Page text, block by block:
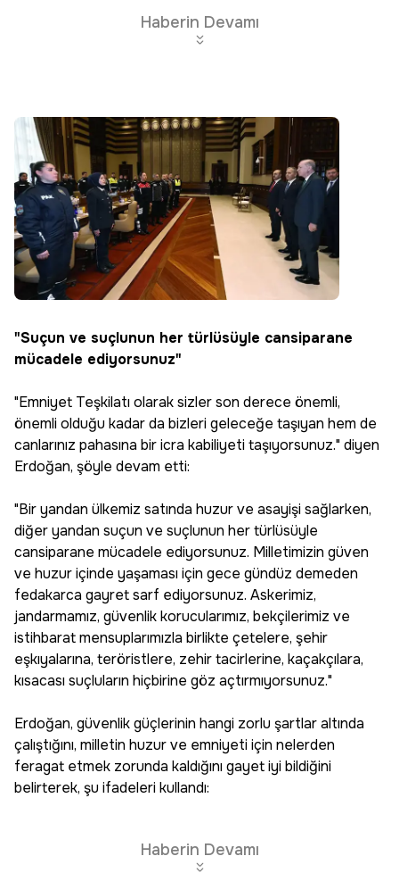
Haberin Devamı
"Suçun ve suçlunun her türlüsüyle cansiparane
mücadele ediyorsunuz"
"Emniyet Teşkilatı olarak sizler son derece önemli,
önemli olduğu kadar da bizleri geleceğe taşıyan hem de
canlarınız pahasına bir icra kabiliyeti taşıyorsunuz." diyen
Erdoğan, şöyle devam etti:
"Bir yandan ülkemiz satında huzur ve asayişi sağlarken,
diğer yandan suçun ve suçlunun her türlüsüyle
cansiparane mücadele ediyorsunuz. Milletimizin güven
ve huzur içinde yaşaması için gece gündüz demeden
fedakarca gayret sarf ediyorsunuz. Askerimiz,
jandarmamız, güvenlik korucularımız, bekçilerimiz ve
istihbarat mensuplarımızla birlikte çetelere, şehir
eşkıyalarına, teröristlere, zehir tacirlerine, kaçakçılara,
kısacası suçluların hiçbirine göz açtırmıyorsunuz."
Erdoğan, güvenlik güçlerinin hangi zorlu şartlar altında
çalıştığını, milletin huzur ve emniyeti için nelerden
feragat etmek zorunda kaldığını gayet iyi bildiğini
belirterek, şu ifadeleri kullandı:
Haberin Devamı